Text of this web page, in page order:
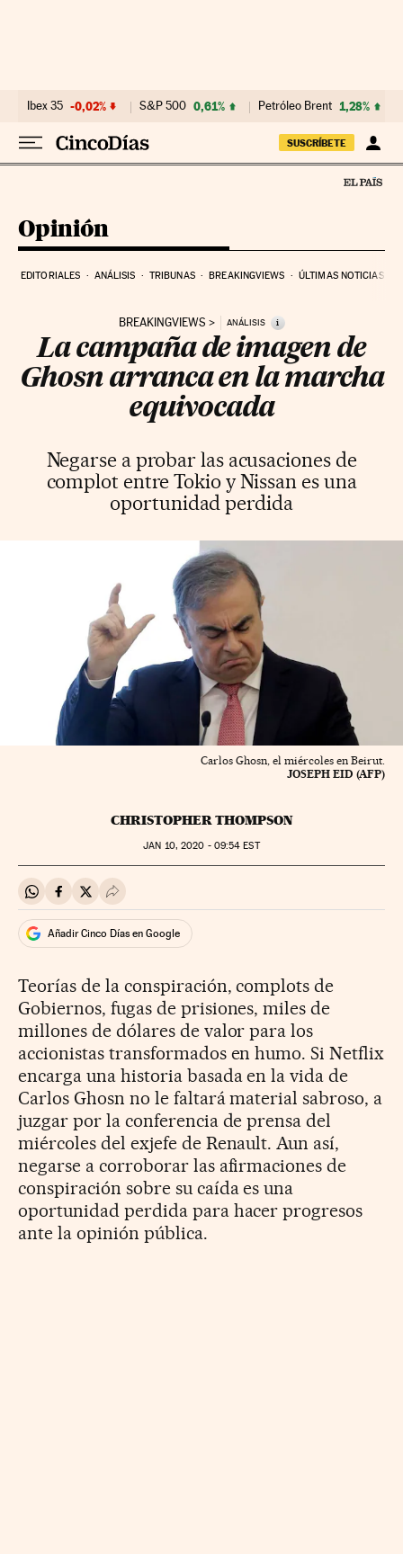
Ibex 35 -0,02% S&P 500 0,61% Petróleo Brent 1,28%
SUSCRÍBETE
Opinión
EDITORIALES ANÁLISIS TRIBUNAS BREAKINGVIEWS ÚLTIMAS NOTICIAS
BREAKINGVIEWS ANÁLISIS i
La campaña de imagen de
Ghosn arranca en la marcha
equivocada
Negarse a probar las acusaciones de
complot entre Tokio y Nissan es una
oportunidad perdida
Carlos Ghosn, el miércoles en Beirut.
JOSEPH EID (AFP)
CHRISTOPHER THOMPSON
JAN 10, 2020 - 09:54 EST
Compartir en Whatsapp
Compartir en Facebook
Compartir en Twitter
Desplegar Redes Sociales
Añadir Cinco Días en Google
Teorías de la conspiración, complots de
Gobiernos, fugas de prisiones, miles de
millones de dólares de valor para los
accionistas transformados en humo. Si Netflix
encarga una historia basada en la vida de
Carlos Ghosn no le faltará material sabroso, a
juzgar por la conferencia de prensa del
miércoles del exjefe de Renault. Aun así,
negarse a corroborar las afirmaciones de
conspiración sobre su caída es una
oportunidad perdida para hacer progresos
ante la opinión pública.